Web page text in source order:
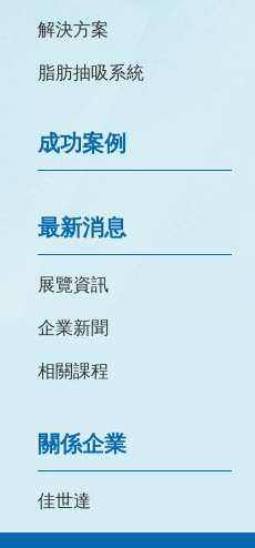
解決方案
脂肪抽吸系統
成功案例
最新消息
展覽資訊
企業新聞
相關課程
關係企業
佳世達